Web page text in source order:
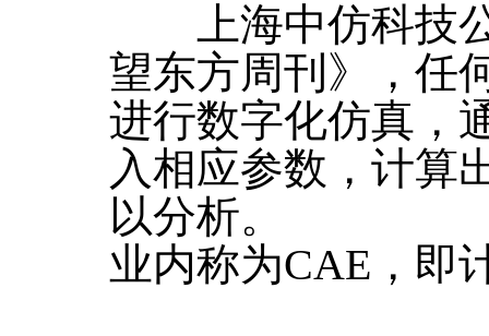
上海中仿科技
望东方周刊》，任
进行数字化仿真，
入相应参数，计算
以分析。
业内称为CAE，即